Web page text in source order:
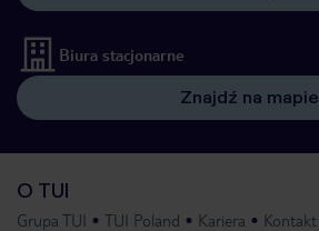
Biura stacjonarne
Znajdź na mapie
O TUI
Grupa TUI TUI Poland Kariera
Kontakt